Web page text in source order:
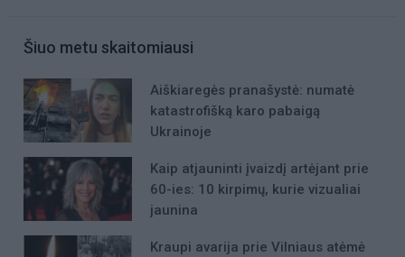
Šiuo metu skaitomiausi
Aiškiaregės pranašystė: numatė
katastrofišką karo pabaigą
Ukrainoje
Kaip atjauninti įvaizdį artėjant prie
60-ies: 10 kirpimų, kurie vizualiai
jaunina
Kraupi avarija prie Vilniaus atėmė